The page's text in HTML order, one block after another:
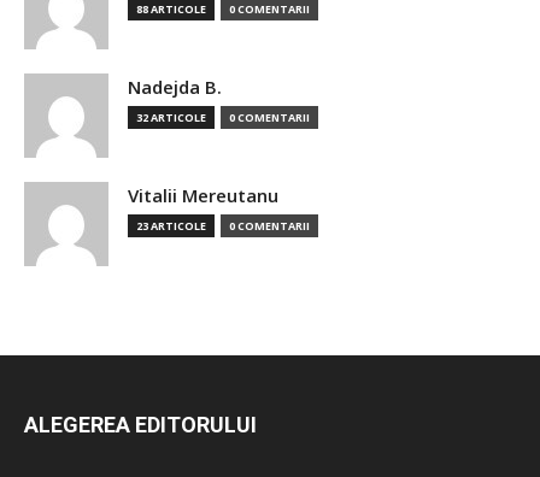
88 ARTICOLE 0 COMENTARII
Nadejda B.
32 ARTICOLE 0 COMENTARII
Vitalii Mereutanu
23 ARTICOLE 0 COMENTARII
ALEGEREA EDITORULUI